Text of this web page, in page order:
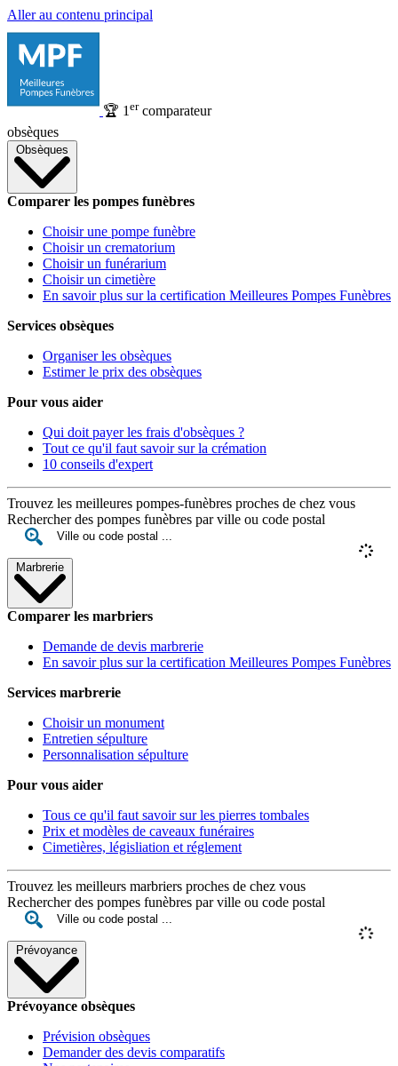
Aller au contenu principal
🏆 1 ercomparateur
obsèques
Obsèques
Comparer les pompes funèbres
Choisir une pompe funèbre
Choisir un crematorium
Choisir un funérarium
Choisir un cimetière
En savoir plus sur la certification Meilleures Pompes Funèbres
Services obsèques
Organiser les obsèques
Estimer le prix des obsèques
Pour vous aider
Qui doit payer les frais d'obsèques ?
Tout ce qu'il faut savoir sur la crémation
10 conseils d'expert
Trouvez les meilleures pompes-funèbres proches de chez vous
Rechercher des pompes funèbres par ville ou code postal
Marbrerie
Comparer les marbriers
Demande de devis marbrerie
En savoir plus sur la certification Meilleures Pompes Funèbres
Services marbrerie
Choisir un monument
Entretien sépulture
Personnalisation sépulture
Pour vous aider
Tous ce qu'il faut savoir sur les pierres tombales
Prix et modèles de caveaux funéraires
Cimetières, législiation et réglement
Trouvez les meilleurs marbriers proches de chez vous
Rechercher des pompes funèbres par ville ou code postal
Prévoyance
Prévoyance obsèques
Prévision obsèques
Demander des devis comparatifs